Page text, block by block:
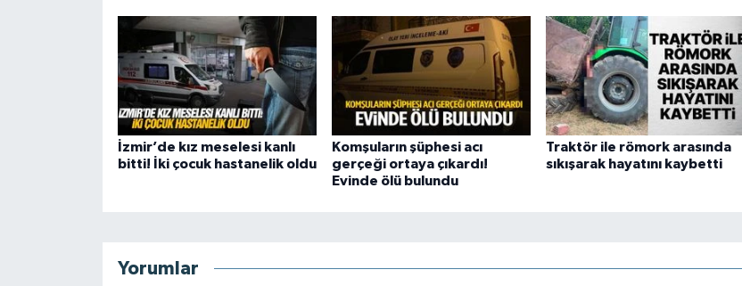
İzmir’de kız meselesi kanlı
bitti! İki çocuk hastanelik oldu
Komşuların şüphesi acı
gerçeği ortaya çıkardı!
Evinde ölü bulundu
Traktör ile römork arasında
sıkışarak hayatını kaybetti
Yorumlar